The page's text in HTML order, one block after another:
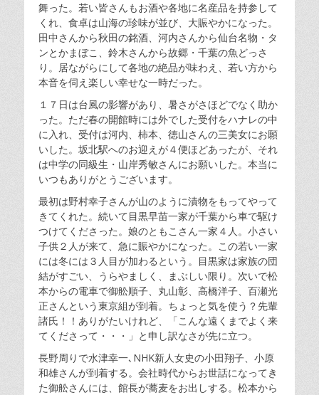
舞った。若い皆さんもお酒や各地に名産品を持参して
くれ、食卓は山海の珍味が並び、大賑やかになった。
田中さんから秋田の銘酒、河内さんから仙台名物・タ
ンとかまぼこ、鈴木さんから故郷・千葉の魚どっさ
り。居ながらにして各地の絶品が味わえ、若い方から
本音を伺え楽しい幸せな一時だった。
１７日は台風の影響があり、暑さがさほどでなく助か
った。ただ春の開館時には外でした受付をハナレの中
に入れ、受付は河内、柿本、徳山さんの三美女にお願
いした。坂北駅へのお迎えが４便ほどあったが、それ
は中学の同級生・山岸秀敏さんにお願いした。本当に
いつもありがとうございます。
最初は野村幸子さんが山のように漬物をもってやって
きてくれた。続いて目黒早苗一家が千葉から車で駆け
つけてくださった。娘のともこさん一家４人。小さい
子供２人が来て、急に賑やかになった。この若い一家
には冬には３人目が加わるという。目黒家は家族の団
結がすごい、うらやましく、まぶしい限り。次いで松
本からの電車で御舩順子、丸山彰、高橋洋子、百瀬光
正さんという東京組が到着。ちょっと気を使う？先輩
諸氏！！ありがたいけれど、「こんな遠くまでよく来
てくださって・・・」と申し訳なさが先に立つ。
長野周りで水津幸一､NHK新人女史の小田翔子、小原
和雄さんが到着する。会社時代からお世話になってき
た御舩さんには、館長が蕎麦をお出しする。松本から